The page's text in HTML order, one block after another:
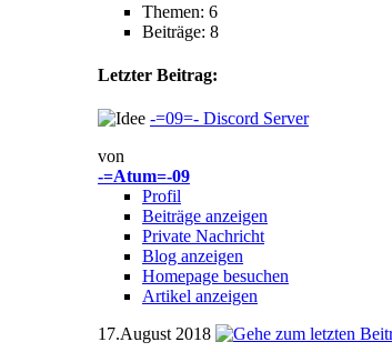
Themen: 6
Beiträge: 8
Letzter Beitrag:
-=09=- Discord Server
von
-=Atum=-09
Profil
Beiträge anzeigen
Private Nachricht
Blog anzeigen
Homepage besuchen
Artikel anzeigen
17.August 2018